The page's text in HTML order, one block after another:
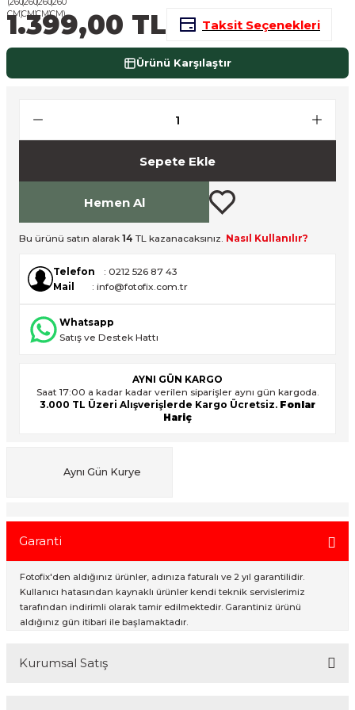
Cihazları
Işık Setleri
Setleri
1.399,00 TL Taksit Seçenekleri
Ürünü Karşılaştır
Sepete Ekle
Hemen Al
Bu ürünü satın alarak 14 TL kazanacaksınız. Nasıl Kullanılır?
Telefon
: 0212 526 87 43
Mail
: info@fotofix.com.tr
Whatsapp
Satış ve Destek Hattı
AYNI GÜN KARGO
Saat 17:00 a kadar kadar verilen siparişler aynı gün kargoda.
3.000 TL Üzeri Alışverişlerde Kargo Ücretsiz. Fonlar
Hariç
Aynı Gün Kurye
Garanti
Fotofix'den aldığınız ürünler, adınıza faturalı ve 2 yıl garantilidir.
Kullanıcı hatasından kaynaklı ürünler kendi teknik servislerimiz
tarafından indirimli olarak tamir edilmektedir. Garantiniz ürünü
aldığınız gün itibari ile başlamaktadır.
Kurumsal Satış